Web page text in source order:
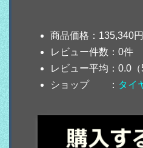
商品価格：135,340円
レビュー件数：0件
レビュー平均：0.0（
ショップ ： タイ